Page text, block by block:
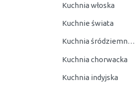
Kuchnia włoska
Kuchnie świata
Kuchnia śródziemnomorska
Kuchnia chorwacka
Kuchnia indyjska